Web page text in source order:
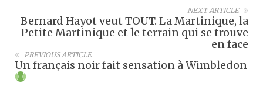
NEXT ARTICLE
Bernard Hayot veut TOUT. La Martinique, la
Petite Martinique et le terrain qui se trouve
en face
PREVIOUS ARTICLE
Un français noir fait sensation à Wimbledon